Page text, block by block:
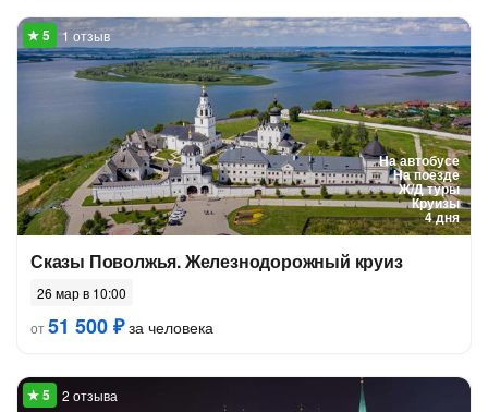
На автобусе
На поезде
Ж/Д туры
Круизы
4 дня
1 отзыв
Сказы Поволжья. Железнодорожный круиз
26 мар в 10:00
от51 500 ₽за человека
2 отзыва